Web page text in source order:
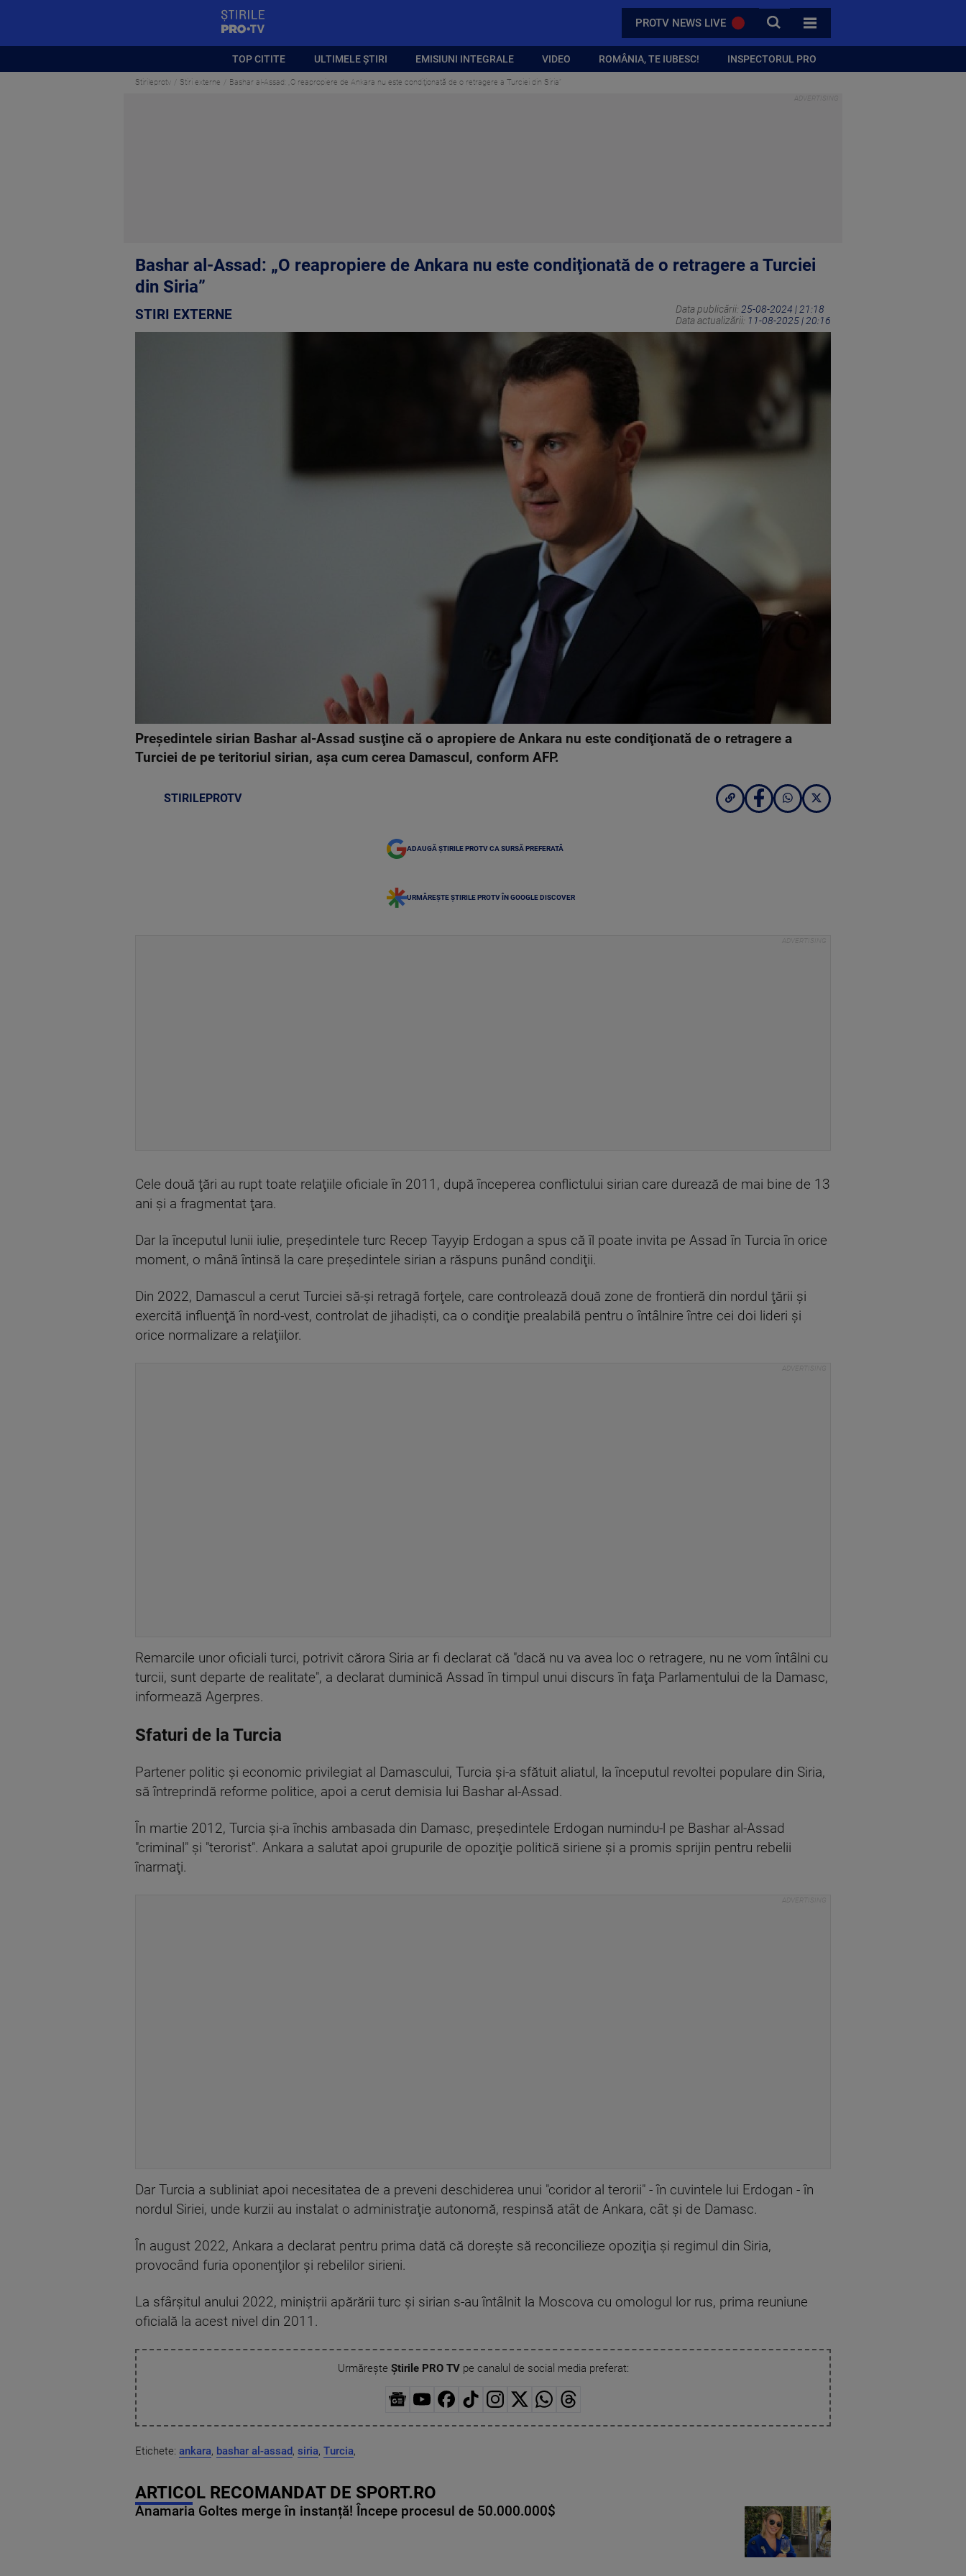
PROTV NEWS LIVE CAUTA
TOATE CATEGORIILE
TOP CITITE ULTIMELE ȘTIRI EMISIUNI INTEGRALE VIDEO ROMÂNIA, TE IUBESC! INSPECTORUL PRO
Stirileprotv Stiri externe Bashar al-Assad: „O reapropiere de Ankara nu este condiţionată de o retragere a Turciei din Siria”
Bashar al-Assad: „O reapropiere de Ankara nu este condiţionată de o retragere a Turciei
din Siria”
STIRI EXTERNE Data publicării: 25-08-2024 | 21:18
Data actualizării: 11-08-2025 | 20:16
Preşedintele sirian Bashar al-Assad susţine că o apropiere de Ankara nu este condiţionată de o retragere a
Turciei de pe teritoriul sirian, aşa cum cerea Damascul, conform AFP.
STIRILEPROTV
ADAUGĂ ȘTIRILE PROTV CA SURSĂ PREFERATĂ
URMĂREȘTE ȘTIRILE PROTV ÎN GOOGLE DISCOVER
Cele două ţări au rupt toate relaţiile oficiale în 2011, după începerea conflictului sirian care durează de mai bine de 13
ani şi a fragmentat ţara.
Dar la începutul lunii iulie, preşedintele turc Recep Tayyip Erdogan a spus că îl poate invita pe Assad în Turcia în orice
moment, o mână întinsă la care preşedintele sirian a răspuns punând condiţii.
Din 2022, Damascul a cerut Turciei să-şi retragă forţele, care controlează două zone de frontieră din nordul ţării şi
exercită influenţă în nord-vest, controlat de jihadişti, ca o condiţie prealabilă pentru o întâlnire între cei doi lideri şi
orice normalizare a relaţiilor.
Remarcile unor oficiali turci, potrivit cărora Siria ar fi declarat că "dacă nu va avea loc o retragere, nu ne vom întâlni cu
turcii, sunt departe de realitate", a declarat duminică Assad în timpul unui discurs în faţa Parlamentului de la Damasc,
informează Agerpres.
Sfaturi de la Turcia
Partener politic şi economic privilegiat al Damascului, Turcia şi-a sfătuit aliatul, la începutul revoltei populare din Siria,
să întreprindă reforme politice, apoi a cerut demisia lui Bashar al-Assad.
În martie 2012, Turcia şi-a închis ambasada din Damasc, preşedintele Erdogan numindu-l pe Bashar al-Assad
"criminal" şi "terorist". Ankara a salutat apoi grupurile de opoziţie politică siriene şi a promis sprijin pentru rebelii
înarmaţi.
Dar Turcia a subliniat apoi necesitatea de a preveni deschiderea unui "coridor al terorii" - în cuvintele lui Erdogan - în
nordul Siriei, unde kurzii au instalat o administraţie autonomă, respinsă atât de Ankara, cât şi de Damasc.
În august 2022, Ankara a declarat pentru prima dată că doreşte să reconcilieze opoziţia şi regimul din Siria,
provocând furia oponenţilor şi rebelilor sirieni.
La sfârşitul anului 2022, miniştrii apărării turc şi sirian s-au întâlnit la Moscova cu omologul lor rus, prima reuniune
oficială la acest nivel din 2011.
Urmărește Știrile PRO TVpe canalul de social media preferat:
Etichete: ankara, bashar al-assad, siria, Turcia,
ARTICOL RECOMANDAT DE SPORT.RO
Anamaria Goltes merge în instanță! Începe procesul de 50.000.000$